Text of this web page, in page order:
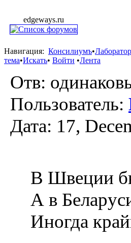
edgeways.ru
Навигация: Консилиумъ•
тема•Искать• Войти •Лента
Отв:
Пользователь:
Дата: 17,
В Швеции
А в
Иногда